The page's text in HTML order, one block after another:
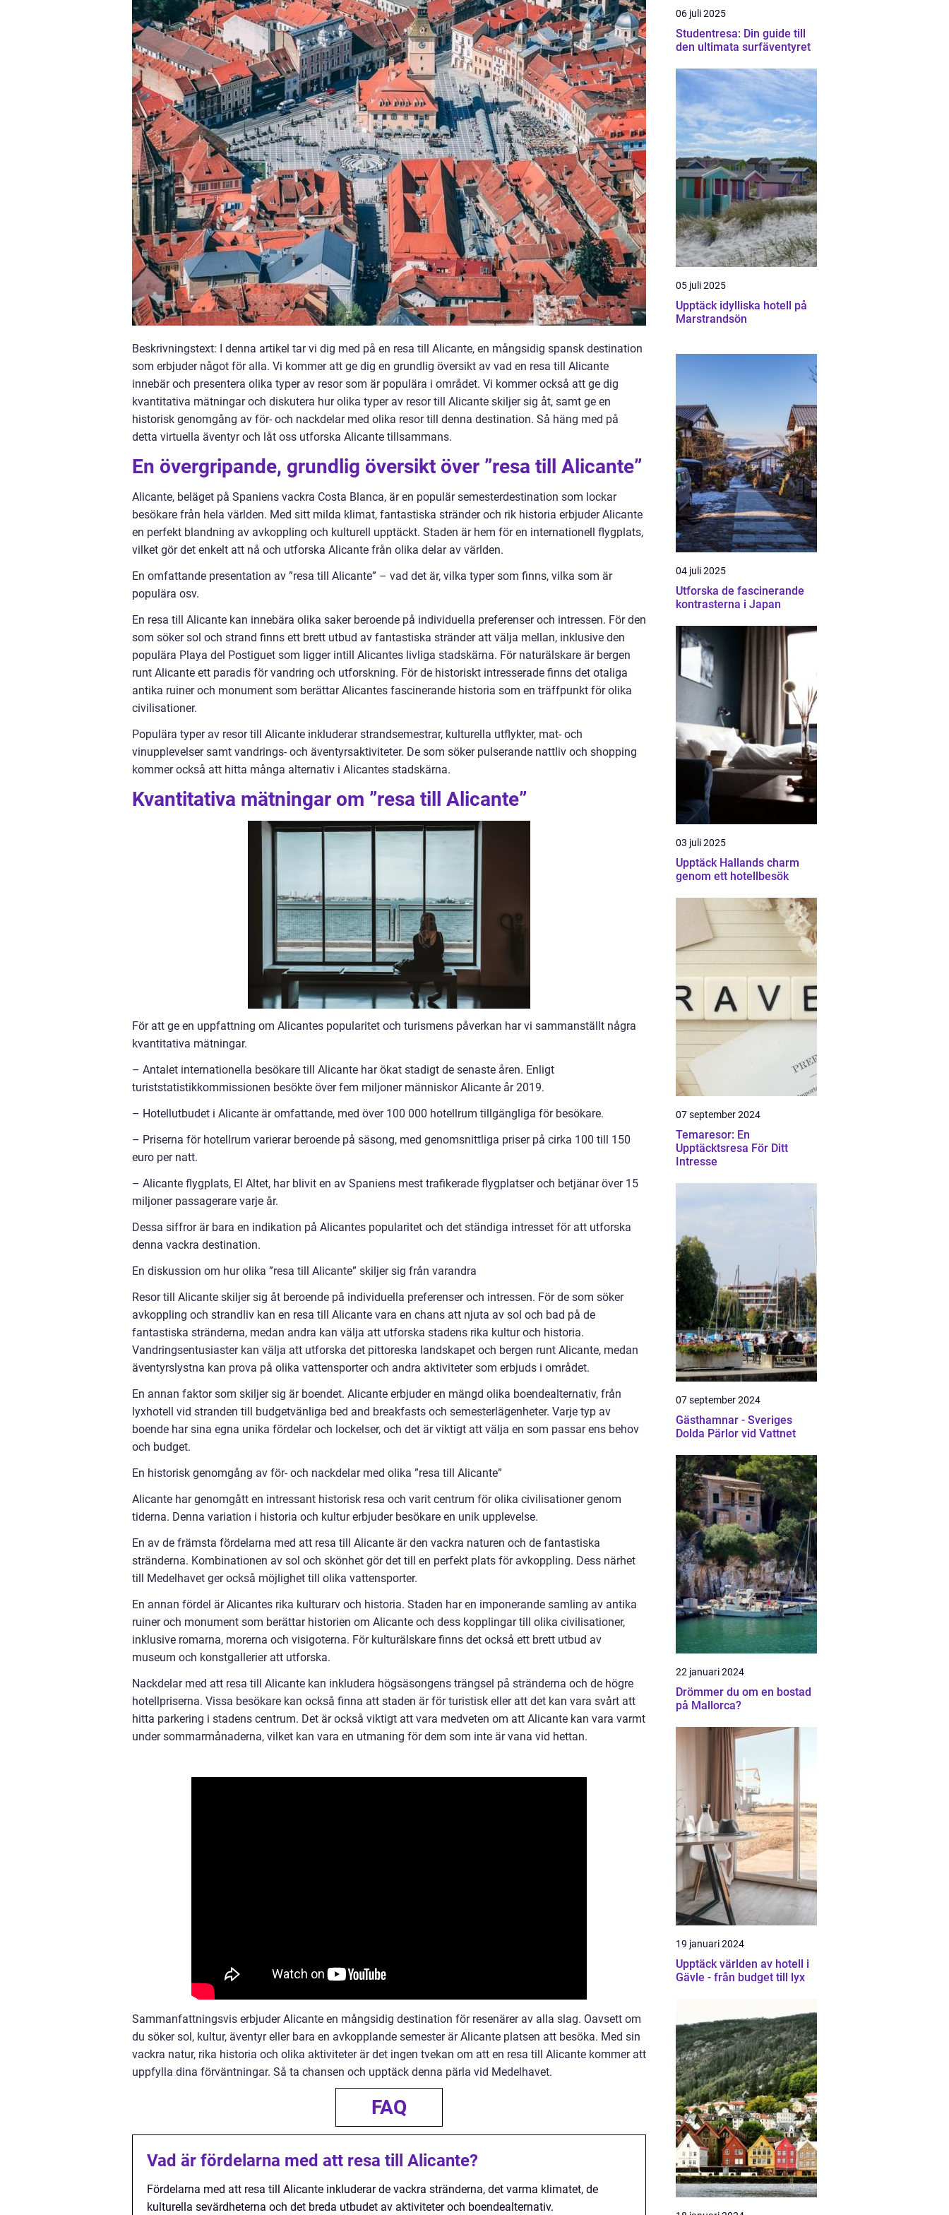
Beskrivningstext: I denna artikel tar vi dig med på en resa till Alicante, en mångsidig spansk destination
som erbjuder något för alla. Vi kommer att ge dig en grundlig översikt av vad en resa till Alicante
innebär och presentera olika typer av resor som är populära i området. Vi kommer också att ge dig
kvantitativa mätningar och diskutera hur olika typer av resor till Alicante skiljer sig åt, samt ge en
historisk genomgång av för- och nackdelar med olika resor till denna destination. Så häng med på
detta virtuella äventyr och låt oss utforska Alicante tillsammans.
En övergripande, grundlig översikt över ”resa till Alicante”
Alicante, beläget på Spaniens vackra Costa Blanca, är en populär semesterdestination som lockar
besökare från hela världen. Med sitt milda klimat, fantastiska stränder och rik historia erbjuder Alicante
en perfekt blandning av avkoppling och kulturell upptäckt. Staden är hem för en internationell flygplats,
vilket gör det enkelt att nå och utforska Alicante från olika delar av världen.
En omfattande presentation av ”resa till Alicante” – vad det är, vilka typer som finns, vilka som är
populära osv.
En resa till Alicante kan innebära olika saker beroende på individuella preferenser och intressen. För den
som söker sol och strand finns ett brett utbud av fantastiska stränder att välja mellan, inklusive den
populära Playa del Postiguet som ligger intill Alicantes livliga stadskärna. För naturälskare är bergen
runt Alicante ett paradis för vandring och utforskning. För de historiskt intresserade finns det otaliga
antika ruiner och monument som berättar Alicantes fascinerande historia som en träffpunkt för olika
civilisationer.
Populära typer av resor till Alicante inkluderar strandsemestrar, kulturella utflykter, mat- och
vinupplevelser samt vandrings- och äventyrsaktiviteter. De som söker pulserande nattliv och shopping
kommer också att hitta många alternativ i Alicantes stadskärna.
Kvantitativa mätningar om ”resa till Alicante”
För att ge en uppfattning om Alicantes popularitet och turismens påverkan har vi sammanställt några
kvantitativa mätningar.
– Antalet internationella besökare till Alicante har ökat stadigt de senaste åren. Enligt
turiststatistikkommissionen besökte över fem miljoner människor Alicante år 2019.
– Hotellutbudet i Alicante är omfattande, med över 100 000 hotellrum tillgängliga för besökare.
– Priserna för hotellrum varierar beroende på säsong, med genomsnittliga priser på cirka 100 till 150
euro per natt.
– Alicante flygplats, El Altet, har blivit en av Spaniens mest trafikerade flygplatser och betjänar över 15
miljoner passagerare varje år.
Dessa siffror är bara en indikation på Alicantes popularitet och det ständiga intresset för att utforska
denna vackra destination.
En diskussion om hur olika ”resa till Alicante” skiljer sig från varandra
Resor till Alicante skiljer sig åt beroende på individuella preferenser och intressen. För de som söker
avkoppling och strandliv kan en resa till Alicante vara en chans att njuta av sol och bad på de
fantastiska stränderna, medan andra kan välja att utforska stadens rika kultur och historia.
Vandringsentusiaster kan välja att utforska det pittoreska landskapet och bergen runt Alicante, medan
äventyrslystna kan prova på olika vattensporter och andra aktiviteter som erbjuds i området.
En annan faktor som skiljer sig är boendet. Alicante erbjuder en mängd olika boendealternativ, från
lyxhotell vid stranden till budgetvänliga bed and breakfasts och semesterlägenheter. Varje typ av
boende har sina egna unika fördelar och lockelser, och det är viktigt att välja en som passar ens behov
och budget.
En historisk genomgång av för- och nackdelar med olika ”resa till Alicante”
Alicante har genomgått en intressant historisk resa och varit centrum för olika civilisationer genom
tiderna. Denna variation i historia och kultur erbjuder besökare en unik upplevelse.
En av de främsta fördelarna med att resa till Alicante är den vackra naturen och de fantastiska
stränderna. Kombinationen av sol och skönhet gör det till en perfekt plats för avkoppling. Dess närhet
till Medelhavet ger också möjlighet till olika vattensporter.
En annan fördel är Alicantes rika kulturarv och historia. Staden har en imponerande samling av antika
ruiner och monument som berättar historien om Alicante och dess kopplingar till olika civilisationer,
inklusive romarna, morerna och visigoterna. För kulturälskare finns det också ett brett utbud av
museum och konstgallerier att utforska.
Nackdelar med att resa till Alicante kan inkludera högsäsongens trängsel på stränderna och de högre
hotellpriserna. Vissa besökare kan också finna att staden är för turistisk eller att det kan vara svårt att
hitta parkering i stadens centrum. Det är också viktigt att vara medveten om att Alicante kan vara varmt
under sommarmånaderna, vilket kan vara en utmaning för dem som inte är vana vid hettan.
Sammanfattningsvis erbjuder Alicante en mångsidig destination för resenärer av alla slag. Oavsett om
du söker sol, kultur, äventyr eller bara en avkopplande semester är Alicante platsen att besöka. Med sin
vackra natur, rika historia och olika aktiviteter är det ingen tvekan om att en resa till Alicante kommer att
uppfylla dina förväntningar. Så ta chansen och upptäck denna pärla vid Medelhavet.
FAQ
Vad är fördelarna med att resa till Alicante?
Fördelarna med att resa till Alicante inkluderar de vackra stränderna, det varma klimatet, de
kulturella sevärdheterna och det breda utbudet av aktiviteter och boendealternativ.
06 juli 2025
Studentresa: Din guide till
den ultimata surfäventyret
05 juli 2025
Upptäck idylliska hotell på
Marstrandsön
04 juli 2025
Utforska de fascinerande
kontrasterna i Japan
03 juli 2025
Upptäck Hallands charm
genom ett hotellbesök
07 september 2024
Temaresor: En
Upptäcktsresa För Ditt
Intresse
07 september 2024
Gästhamnar - Sveriges
Dolda Pärlor vid Vattnet
22 januari 2024
Drömmer du om en bostad
på Mallorca?
19 januari 2024
Upptäck världen av hotell i
Gävle - från budget till lyx